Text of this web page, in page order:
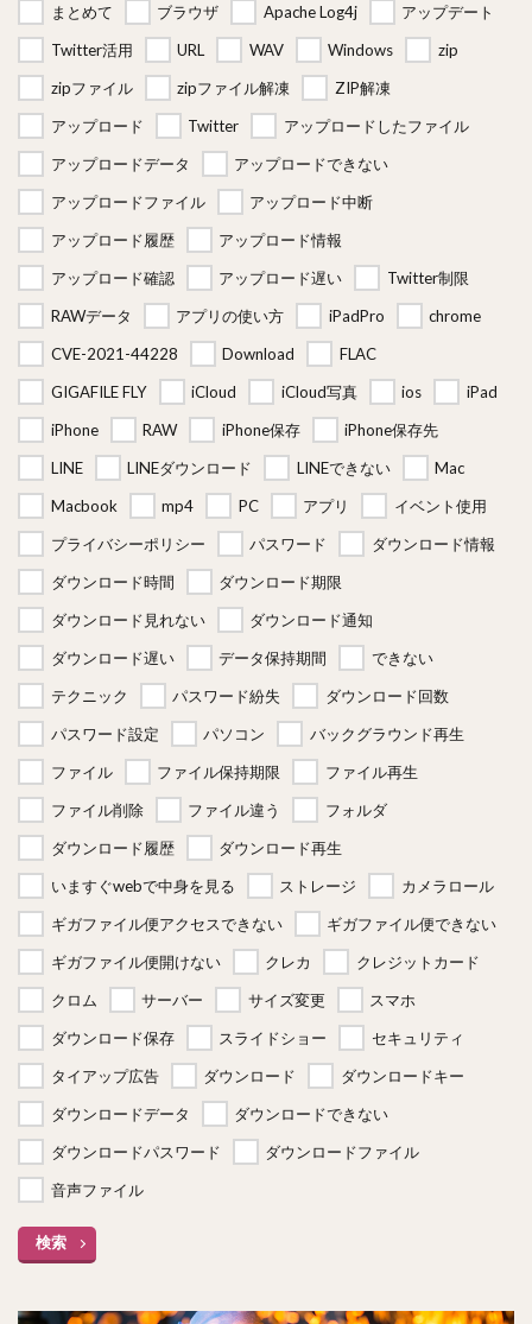
まとめて ブラウザ Apache Log4j
アップデート
Twitter活用
URL WAV Windows
zip
zipファイル
zipファイル解凍
ZIP解凍
アップロード
Twitter
アップロードしたファイル
アップロードデータ
アップロードできない
アップロードファイル
アップロード中断
アップロード履歴
アップロード情報
アップロード確認
アップロード遅い
Twitter制限
RAWデータ
アプリの使い方 iPadPro
chrome
CVE-2021-44228
Download
FLAC
GIGAFILE FLY
iCloud iCloud写真 ios
iPad
iPhone
RAW iPhone保存
iPhone保存先
LINE
LINEダウンロード LINEできない
Mac
Macbook
mp4 PC アプリ
イベント使用
プライバシーポリシー
パスワード
ダウンロード情報
ダウンロード時間
ダウンロード期限
ダウンロード見れない
ダウンロード通知
ダウンロード遅い
データ保持期間
できない
テクニック
パスワード紛失
ダウンロード回数
パスワード設定
パソコン
バックグラウンド再生
ファイル
ファイル保持期限
ファイル再生
ファイル削除
ファイル違う
フォルダ
ダウンロード履歴
ダウンロード再生
いますぐwebで中身を見る
ストレージ
カメラロール
ギガファイル便アクセスできない
ギガファイル便できない
ギガファイル便開けない
クレカ
クレジットカード
クロム
サーバー サイズ変更
スマホ
ダウンロード保存
スライドショー
セキュリティ
タイアップ広告
ダウンロード
ダウンロードキー
ダウンロードデータ
ダウンロードできない
ダウンロードパスワード
ダウンロードファイル
音声ファイル
検索